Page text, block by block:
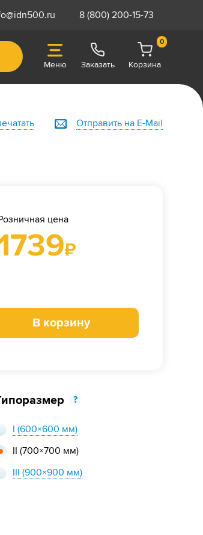
8 (800) 200-15-73
Меню Заказать
0
Корзина
Отправить на E-Mail
цена
₽
В корзину
?
I (600×600 мм)
II (700×700 мм)
III (900×900 мм)